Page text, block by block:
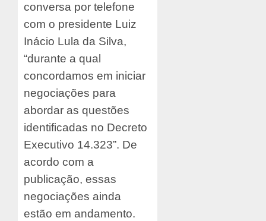
conversa por telefone
com o presidente Luiz
Inácio Lula da Silva,
“durante a qual
concordamos em iniciar
negociações para
abordar as questões
identificadas no Decreto
Executivo 14.323”. De
acordo com a
publicação, essas
negociações ainda
estão em andamento.